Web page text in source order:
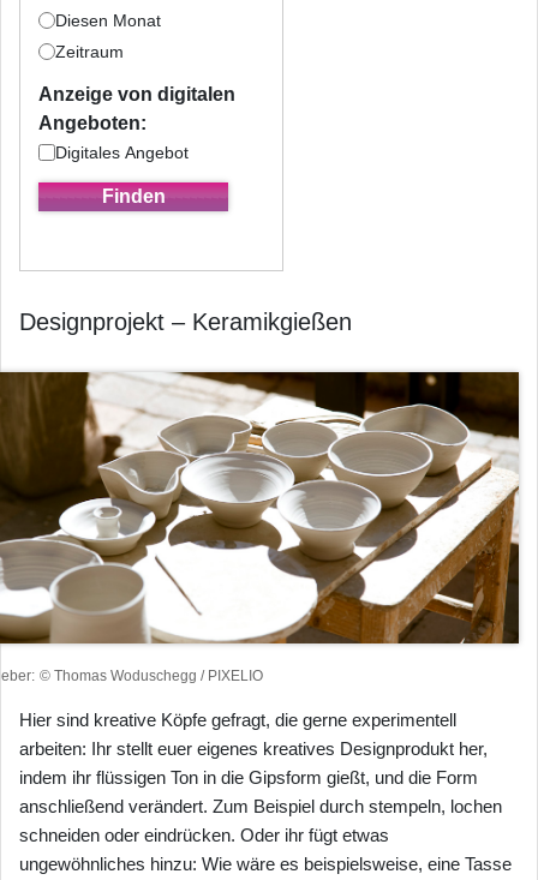
Diesen Monat
Zeitraum
Anzeige von digitalen
Angeboten:
Digitales Angebot
Designprojekt – Keramikgießen
© Thomas Woduschegg / PIXELIO
Hier sind kreative Köpfe gefragt, die gerne experimentell
arbeiten: Ihr stellt euer eigenes kreatives Designprodukt her,
indem ihr flüssigen Ton in die Gipsform gießt, und die Form
anschließend verändert. Zum Beispiel durch stempeln, lochen
schneiden oder eindrücken. Oder ihr fügt etwas
ungewöhnliches hinzu: Wie wäre es beispielsweise, eine Tasse